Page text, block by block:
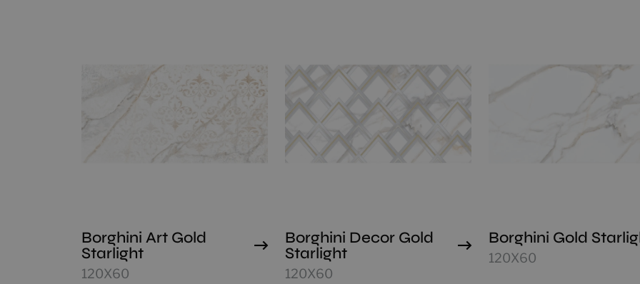
Borghini Art Gold
Starlight
120X60
Borghini Decor Gold
Starlight
120X60
Borghini Gold
120X60